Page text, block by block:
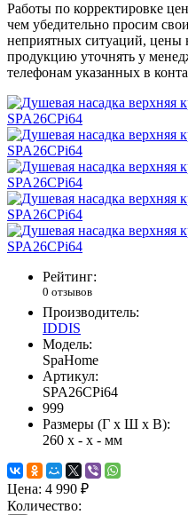
Работы по корректировке
чем убедительно просим
неприятных ситуаций, цены
продукцию уточнять у
телефонам указанных в
Рейтинг:
0 отзывов
Производитель:
IDDIS
Модель:
SpaHome
Артикул:
SPA26CPi64
999
Размеры (Г x Ш x В):
260 x - x - мм
Цена: 4 990 ₽
Количество: